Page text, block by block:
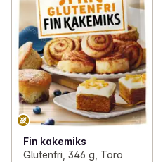
Fin kakemiks
Glutenfri, 346 g, Toro